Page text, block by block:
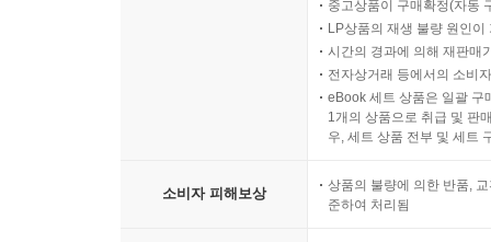
중고상품이 구매확정(자동
LP상품의 재생 불량 원인
시간의 경과에 의해 재판매
전자상거래 등에서의 소비
eBook 세트 상품은 일괄 구
1개의 상품으로 취급 및 판
우, 세트 상품 전부 및 세트
소비자 피해보상
상품의 불량에 의한 반품,
준하여 처리됨